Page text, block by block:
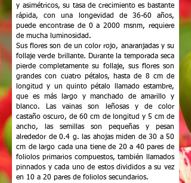
y asimétricos, su tasa de crecimiento es bastante
rápida, con una longevidad de 36-60 años,
puede encontrase de 0 a 2000 msnm, requiere
de mucha luminosidad.
Sus flores son de un color rojo, anaranjadas y su
follaje verde brillante. Durante la temporada seca
pierde completamente su follaje, sus flores son
grandes con cuatro pétalos, hasta de 8 cm de
longitud y un quinto pétalo llamado estambre,
que es más largo y manchado de amarillo y
blanco. Las vainas son leñosas y de color
castaño oscuro, de 60 cm de longitud y 5 cm de
ancho, las semillas son pequeñas y pesan
alrededor de 0.4 g. las ahojas miden de 30 a 50
cm de largo cada una tiene de 20 a 40 pares de
foliolos primarios compuestos, también llamados
pinnados y cada uno de estos divididos a su vez
en 10 a 20 pares de foliolos secundarios.